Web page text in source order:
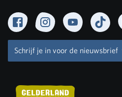
FacebookInstagramYouTubeTikTok
Schrijf je in voor de nieuwsbrief